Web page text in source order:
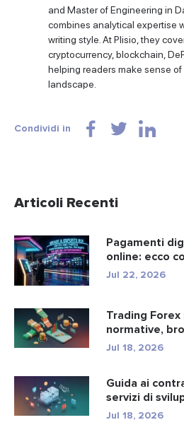
and Master of Engineering in
combines analytical expertise
writing style. At Plisio, they
cryptocurrency, blockchain,
helping readers make sense
landscape.
Condividi in
Articoli Recenti
Pagamenti
online: ecco
Jul 22, 2026
Trading Forex
normative,
Jul 18, 2026
Guida ai
servizi di
Jul 18, 2026